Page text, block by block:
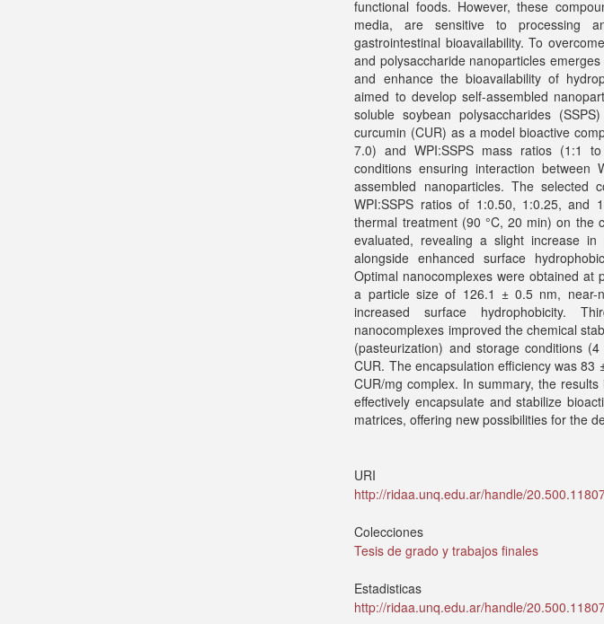
functional foods. However, these
media, are sensitive to processing
gastrointestinal bioavailability. To
and polysaccharide nanoparticles
and enhance the bioavailability of
aimed to develop self-assembled
soluble soybean polysaccharides
curcumin (CUR) as a model bioactive
7.0) and WPI:SSPS mass ratios (1:1
conditions ensuring interaction
assembled nanoparticles. The
WPI:SSPS ratios of 1:0.50, 1:0.25, and
thermal treatment (90 °C, 20 min) on the
evaluated, revealing a slight increase
alongside enhanced surface
Optimal nanocomplexes were obtained at
a particle size of 126.1 ± 0.5 nm, near-
increased surface hydrophobicity.
nanocomplexes improved the chemical
(pasteurization) and storage conditions
CUR. The encapsulation efficiency was
CUR/mg complex. In summary, the
effectively encapsulate and stabilize
matrices, offering new possibilities for the
URI
http://ridaa.unq.edu.ar/handle/
Colecciones
Tesis de grado y trabajos finales
Estadisticas
http://ridaa.unq.edu.ar/handle/